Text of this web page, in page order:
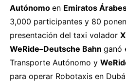
Autónomo en Emiratos
3,000 participantes y 80
presentación del taxi volador
WeRide–Deutsche Bahn ganó
Transporte Autónomo y
para operar Robotaxis en